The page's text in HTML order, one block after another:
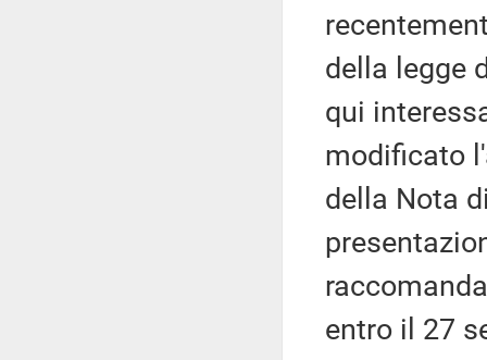
della legge
qui
modificato
della Nota
entro il 27